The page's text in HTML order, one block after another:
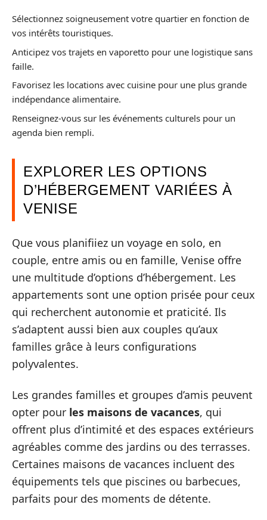
Sélectionnez soigneusement votre quartier en fonction de
vos intérêts touristiques.
Anticipez vos trajets en vaporetto pour une logistique sans
faille.
Favorisez les locations avec cuisine pour une plus grande
indépendance alimentaire.
Renseignez-vous sur les événements culturels pour un
agenda bien rempli.
EXPLORER LES OPTIONS
D’HÉBERGEMENT VARIÉES À
VENISE
Que vous planifiiez un voyage en solo, en
couple, entre amis ou en famille, Venise offre
une multitude d’options d’hébergement. Les
appartements sont une option prisée pour ceux
qui recherchent autonomie et praticité. Ils
s’adaptent aussi bien aux couples qu’aux
familles grâce à leurs configurations
polyvalentes.
Les grandes familles et groupes d’amis peuvent
opter pour les maisons de vacances, qui
offrent plus d’intimité et des espaces extérieurs
agréables comme des jardins ou des terrasses.
Certaines maisons de vacances incluent des
équipements tels que piscines ou barbecues,
parfaits pour des moments de détente.